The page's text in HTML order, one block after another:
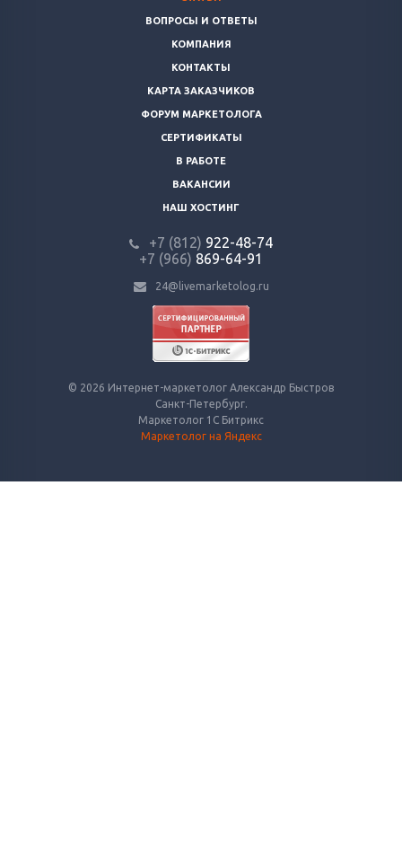
ВОПРОСЫ И ОТВЕТЫ
КОМПАНИЯ
КОНТАКТЫ
КАРТА ЗАКАЗЧИКОВ
ФОРУМ МАРКЕТОЛОГА
СЕРТИФИКАТЫ
В РАБОТЕ
ВАКАНСИИ
НАШ ХОСТИНГ
+7 (812) 922-48-74
+7 (966) 869-64-91
24@livemarketolog.ru
© 2026 Интернет-маркетолог Александр Быстров
Санкт-Петербург.
Маркетолог 1С Битрикс
Маркетолог на Яндекс